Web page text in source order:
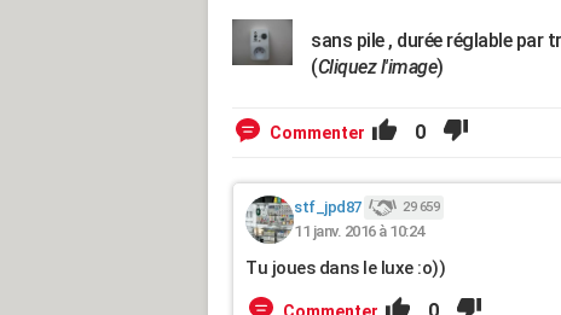
sans pile , durée réglable par
(Cliquez l'image)
Commenter 0
stf_jpd87 29 659
11 janv. 2016 à 10:24
Tu joues dans le luxe :o))
Commenter 0